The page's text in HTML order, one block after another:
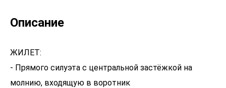
Описание
ЖИЛЕТ:
- Прямого силуэта с центральной застёжкой на
молнию, входящую в воротник